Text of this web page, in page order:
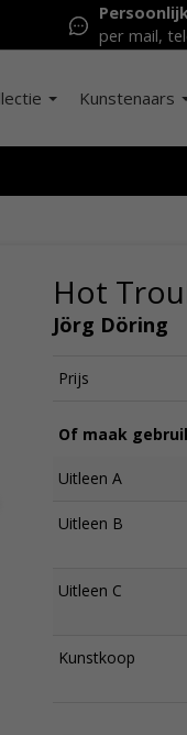
per mail,
Kunstenaars
Hot
Jörg Döring
Prijs
Of maak
Uitleen A
Uitleen B
Uitleen C
Kunstkoop